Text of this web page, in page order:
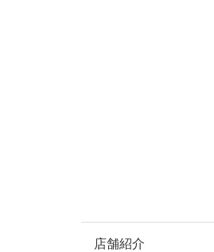
店舗紹介